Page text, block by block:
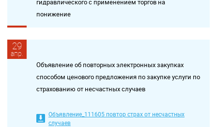
гидравлического с применением торгов на
понижение
29
апр.
Объявление об повторных электронных закупках
способом ценового предложения по закупке услуги по
страхованию от несчастных случаев
Объявление_111605 повтор страх от несчастных
случаев